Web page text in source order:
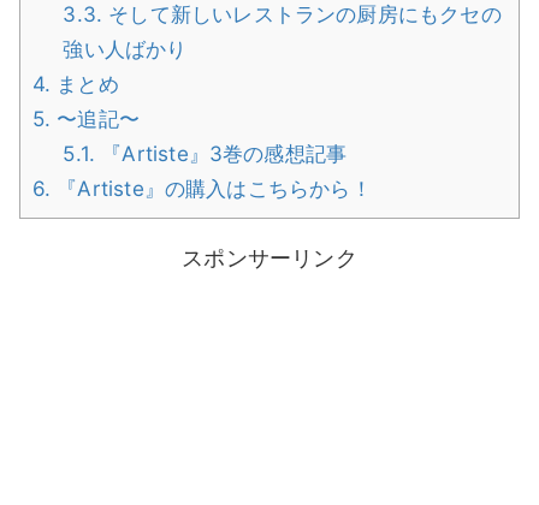
3.3. そして新しいレストランの厨房にもクセの
強い人ばかり
4. まとめ
5. 〜追記〜
5.1. 『Artiste』3巻の感想記事
6. 『Artiste』の購入はこちらから！
スポンサーリンク